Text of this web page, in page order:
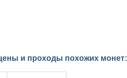
и проходы похожих монет: